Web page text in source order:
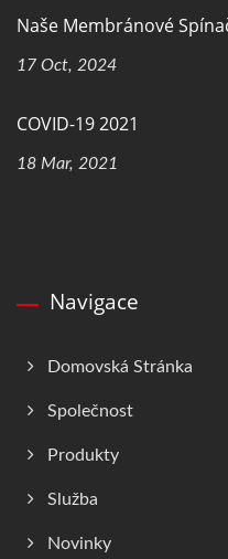
Naše Membránové
17 Oct, 2024
COVID-19 2021
18 Mar, 2021
Navigace
Domovská Stránka
Společnost
Produkty
Služba
Novinky